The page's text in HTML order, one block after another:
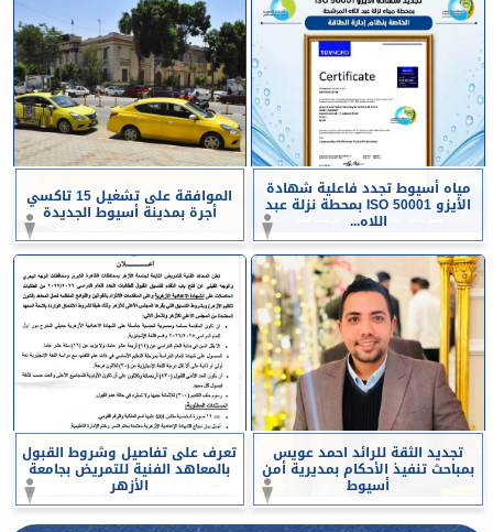
مياه أسيوط تجدد فاعلية شهادة
الأيزو ISO 50001 بمحطة نزلة عبد
اللاه...
الموافقة على تشغيل 15 تاكسي
أجرة بمدينة أسيوط الجديدة
تجديد الثقة للرائد احمد عويس
بمباحث تنفيذ الأحكام بمديرية أمن
أسيوط
تعرف على تفاصيل وشروط القبول
بالمعاهد الفنية للتمريض بجامعة
الأزهر